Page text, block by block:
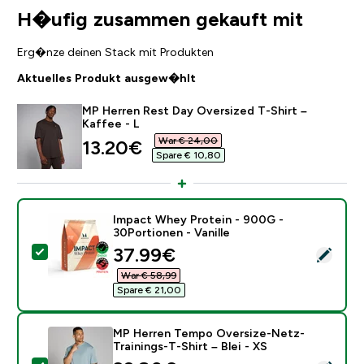
H�ufig zusammen gekauft mit
Erg�nze deinen Stack mit Produkten
Aktuelles Produkt ausgew�hlt
MP Herren Rest Day Oversized T-Shirt –
Kaffee - L
discounted price
13.20€‎
War € 24,00‎
Spare € 10,80‎
Dieses Produkt ausw�hlen - Impact Whey Protein -
Impact Whey Protein - 900G -
30Portionen - Vanille
discounted price
37.99€‎
War € 58,99‎
Spare € 21,00‎
MP Herren Tempo Oversize-Netz-
Trainings-T-Shirt – Blei - XS